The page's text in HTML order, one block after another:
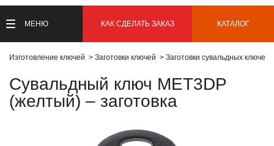
МЕНЮ КАК СДЕЛАТЬ ЗАКАЗ КАТАЛОГ
Изготовление ключей Заготовки ключей Заготовки сувальдных ключей
Сувальдный ключ MET3DP
(желтый) – заготовка